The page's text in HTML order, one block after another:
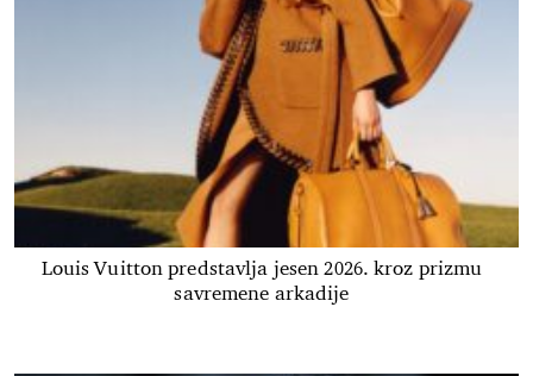
Louis Vuitton predstavlja jesen 2026. kroz prizmu
savremene arkadije